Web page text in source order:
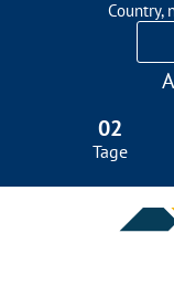
Country,
02
Tage